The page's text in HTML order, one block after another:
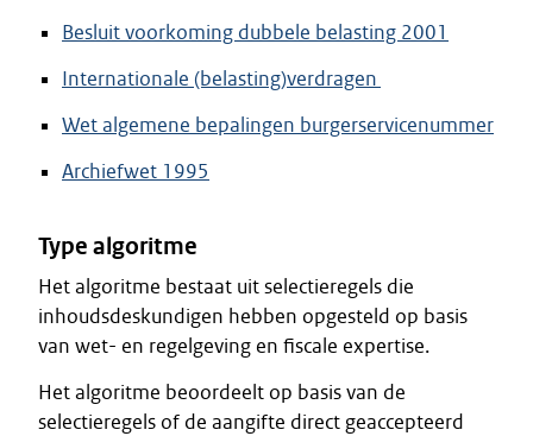
Besluit voorkoming dubbele belasting 2001
Internationale (belasting)verdragen
Wet algemene bepalingen burgerservicenummer
Archiefwet 1995
Type algoritme
Het algoritme bestaat uit selectieregels die
inhoudsdeskundigen hebben opgesteld op basis
van wet- en regelgeving en fiscale expertise.
Het algoritme beoordeelt op basis van de
selectieregels of de aangifte direct geaccepteerd